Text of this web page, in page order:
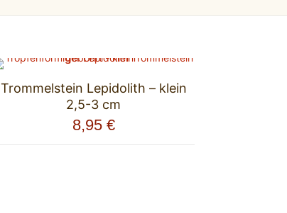
Trommelstein Lepidolith – klein
2,5-3 cm
8,95 €